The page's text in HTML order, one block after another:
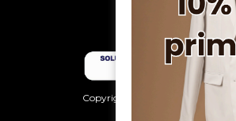
Copyright © 2026